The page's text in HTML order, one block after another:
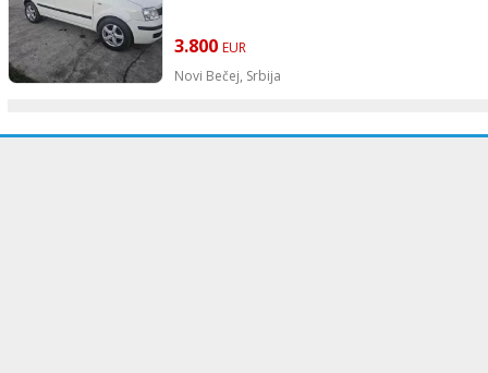
125000km
3.800 EUR
Novi Bečej, Srbija